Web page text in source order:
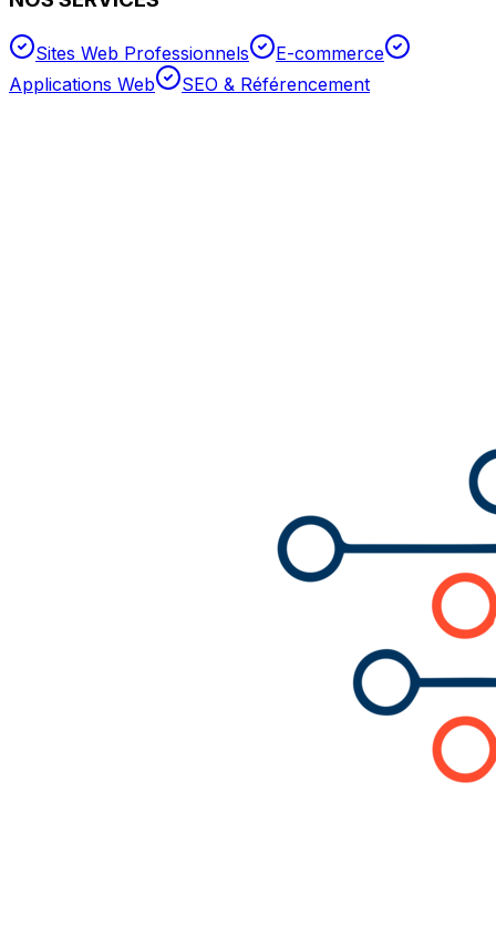
Sites Web Professionnels
E-commerce
Applications Web
SEO & Référencement